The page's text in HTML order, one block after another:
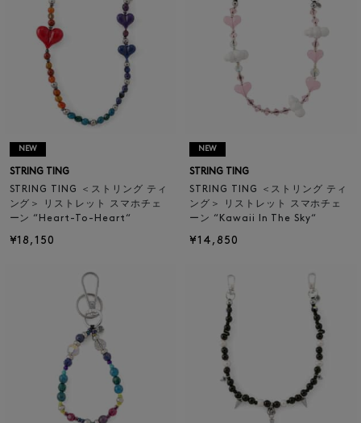
NEW
STRING TING
STRING TING ＜ストリング ティ
ング＞ リストレット スマホチェ
ーン “Heart-To-Heart“
¥18,150
NEW
STRING TING
STRING TING ＜ストリング ティ
ング＞ リストレット スマホチェ
ーン “Kawaii In The Sky“
¥14,850